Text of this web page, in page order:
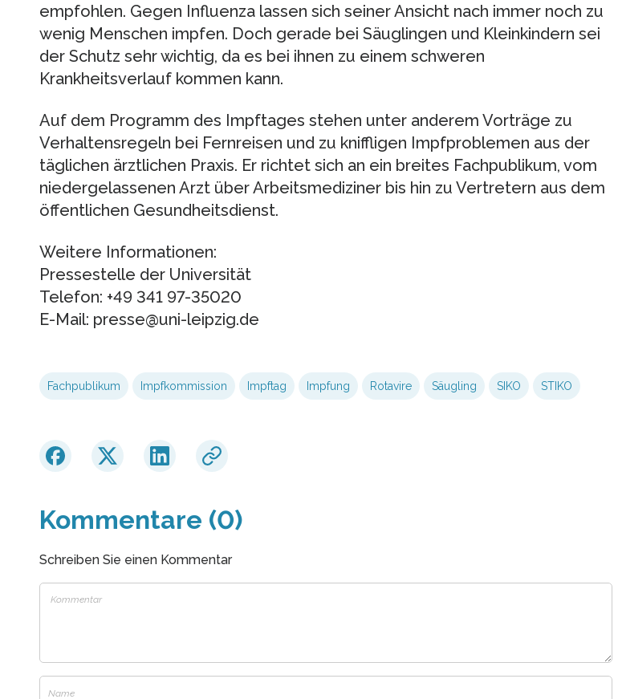
empfohlen. Gegen Influenza lassen sich seiner Ansicht nach immer noch zu
wenig Menschen impfen. Doch gerade bei Säuglingen und Kleinkindern sei
der Schutz sehr wichtig, da es bei ihnen zu einem schweren
Krankheitsverlauf kommen kann.
Auf dem Programm des Impftages stehen unter anderem Vorträge zu
Verhaltensregeln bei Fernreisen und zu kniffligen Impfproblemen aus der
täglichen ärztlichen Praxis. Er richtet sich an ein breites Fachpublikum, vom
niedergelassenen Arzt über Arbeitsmediziner bis hin zu Vertretern aus dem
öffentlichen Gesundheitsdienst.
Weitere Informationen:
Pressestelle der Universität
Telefon: +49 341 97-35020
E-Mail: presse@uni-leipzig.de
Fachpublikum Impfkommission Impftag Impfung Rotavire Säugling SIKO STIKO
Kommentare (0)
Schreiben Sie einen Kommentar